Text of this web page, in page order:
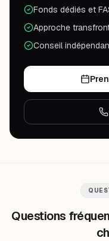
Fonds dédiés et
Approche
Conseil
Questions